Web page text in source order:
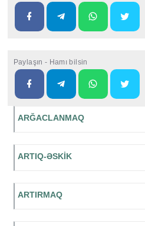
Paylaşın - Hamı bilsin
ARĞACLANMAQ
ARTIQ-ƏSKİK
ARTIRMAQ